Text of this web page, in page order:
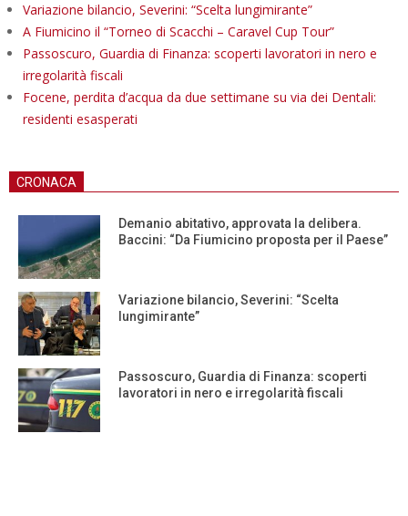
Variazione bilancio, Severini: “Scelta lungimirante”
A Fiumicino il “Torneo di Scacchi – Caravel Cup Tour”
Passoscuro, Guardia di Finanza: scoperti lavoratori in nero e
irregolarità fiscali
Focene, perdita d’acqua da due settimane su via dei Dentali:
residenti esasperati
CRONACA
Demanio abitativo, approvata la delibera.
Baccini: “Da Fiumicino proposta per il Paese”
Variazione bilancio, Severini: “Scelta
lungimirante”
Passoscuro, Guardia di Finanza: scoperti
lavoratori in nero e irregolarità fiscali